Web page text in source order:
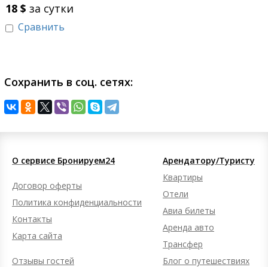
18 $ за сутки
Сравнить
Сохранить в соц. сетях:
О сервисе Бронируем24
Договор оферты
Политика конфиденциальности
Контакты
Карта сайта
Отзывы гостей
Арендатору/Туристу
Квартиры
Отели
Авиа билеты
Аренда авто
Трансфер
Блог о путешествиях